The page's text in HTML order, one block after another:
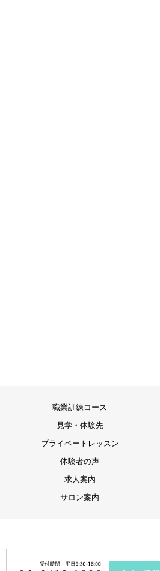
職業訓練コース
見学・体験先
プライベートレッスン
体験者の声
求人案内
サロン案内